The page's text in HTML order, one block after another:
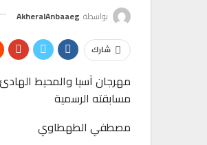
بواسطة AkheralAnbaaeg
شارك
مهرجان آسيا والمحيط
مسابقته الرسمية
مصطفي الطهطاوي